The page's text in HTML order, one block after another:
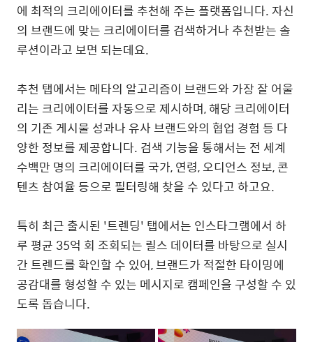
에 최적의 크리에이터를 추천해 주는 플랫폼입니다. 자신
의 브랜드에 맞는 크리에이터를 검색하거나 추천받는 솔
루션이라고 보면 되는데요.
추천 탭에서는 메타의 알고리즘이 브랜드와 가장 잘 어울
리는 크리에이터를 자동으로 제시하며,해당 크리에이터
의 기존 게시물 성과나 유사 브랜드와의 협업 경험 등 다
양한 정보를 제공합니다. 검색 기능을 통해서는 전 세계
수백만 명의 크리에이터를 국가,연령,오디언스 정보,콘
텐츠 참여율 등으로 필터링해 찾을 수 있다고 하고요.
특히 최근 출시된 '트렌딩' 탭에서는 인스타그램에서 하
루 평균 35억 회 조회되는 릴스 데이터를 바탕으로 실시
간 트렌드를 확인할 수 있어,브랜드가 적절한 타이밍에
공감대를 형성할 수 있는 메시지로 캠페인을 구성할 수 있
도록 돕습니다.